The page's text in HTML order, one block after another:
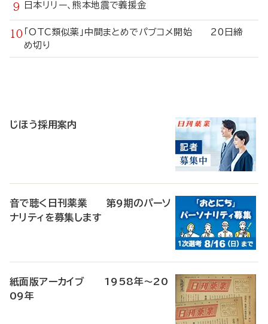
日本リリー、熊本地震で義援金
「OTC類似薬」中間まとめでパブコメ開始 20日締
め切り
じほう採用案内
音で聴く日刊薬業 第9期のパーソ
ナリティを募集します
紙面版アーカイブ 1958年～20
09年